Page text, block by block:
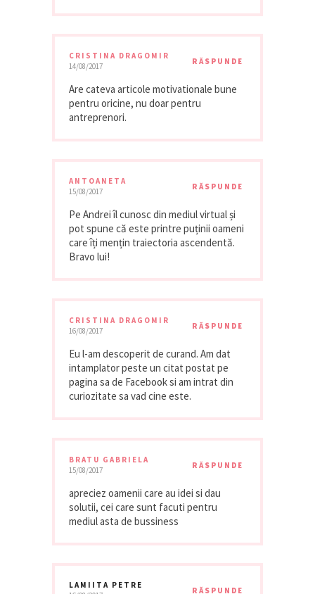
CRISTINA DRAGOMIR
14/08/2017
RĂSPUNDE
Are cateva articole motivationale bune
pentru oricine, nu doar pentru
antreprenori.
ANTOANETA
15/08/2017
RĂSPUNDE
Pe Andrei îl cunosc din mediul virtual și
pot spune că este printre puținii oameni
care îți mențin traiectoria ascendentă.
Bravo lui!
CRISTINA DRAGOMIR
16/08/2017
RĂSPUNDE
Eu l-am descoperit de curand. Am dat
intamplator peste un citat postat pe
pagina sa de Facebook si am intrat din
curiozitate sa vad cine este.
BRATU GABRIELA
15/08/2017
RĂSPUNDE
apreciez oamenii care au idei si dau
solutii, cei care sunt facuti pentru
mediul asta de bussiness
LAMIITA PETRE
RĂSPUNDE